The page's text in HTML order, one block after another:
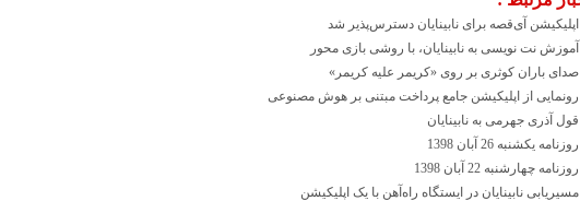
اپلیکیشن آی‌قصه برای نابینایان دسترس‌پذیر شد
آموزش نت نویسی به نابینایان، با روشی بازی محور
صدای باران کوثری بر روی «کریمر علیه کریمر»
رونمایی از اپلیکیشن جامع پرداخت مبتنی بر هوش مصنوعی
قول آذری جهرمی به نابینایان
روزنامه یکشنبه 26 آبان 1398
روزنامه چهارشنبه 22 آبان 1398
مسیریابی نابینایان در ایستگاه راه‌آهن با یک اپلیکیشن